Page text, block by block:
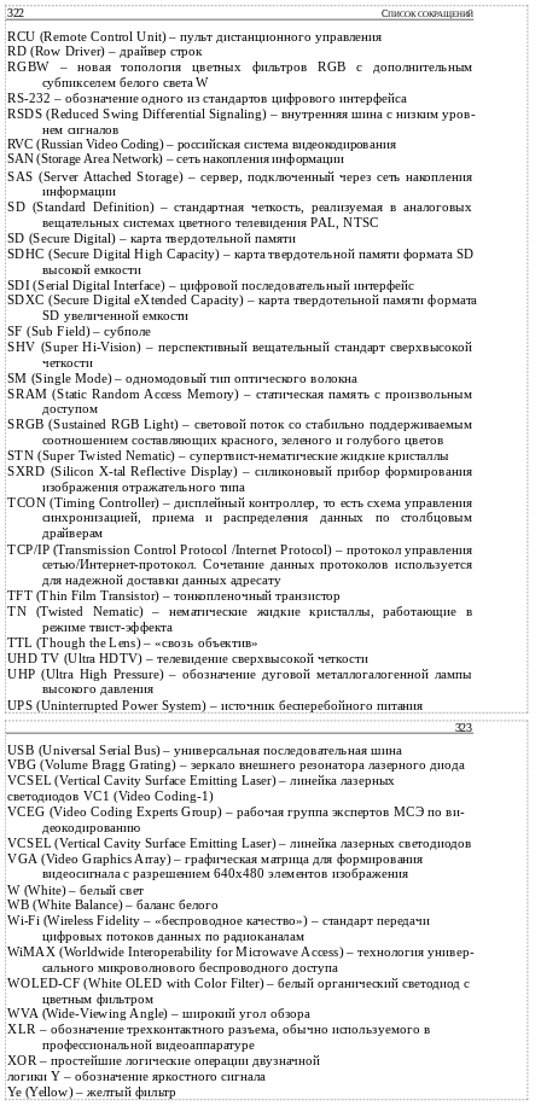
322 СПИСОК СОКРАЩЕНИЙ
RCU (Remote Control Unit) – пульт дистанционного управления
RD (Row Driver) – драйвер строк
RGBW – новая топология цветных фильтров RGB с дополнительным
субпикселем белого света W
RS-232 – обозначение одного из стандартов цифрового интерфейса
RSDS (Reduced Swing Differential Signaling) – внутренняя шина с низким уров-
нем сигналов
RVC (Russian Video Coding) – российская система видеокодирования
SAN (Storage Area Network) – сеть накопления информации
SAS (Server Attached Storage) – сервер, подключенный через сеть накопления
информации
SD (Standard Definition) – стандартная четкость, реализуемая в аналоговых
вещательных системах цветного телевидения PAL, NTSC
SD (Secure Digital) – карта твердотельной памяти
SDHC (Secure Digital High Capacity) – карта твердотельной памяти формата SD
высокой емкости
SDI (Serial Digital Interface) – цифровой последовательный интерфейс
SDXC (Secure Digital eXtended Capacity) – карта твердотельной памяти формата
SD увеличенной емкости
SF (Sub Field) – субполе
SHV (Super Hi-Vision) – перспективный вещательный стандарт сверхвысокой
четкости
SM (Single Mode) – одномодовый тип оптического волокна
SRAM (Static Random Access Memory) – статическая память с произвольным
доступом
SRGB (Sustained RGB Light) – световой поток со стабильно поддерживаемым
соотношением составляющих красного, зеленого и голубого цветов
STN (Super Twisted Nematic) – супертвист-нематические жидкие кристаллы
SXRD (Silicon X-tal Reflective Display) – силиконовый прибор формирования
изображения отражательного типа
TCON (Timing Controller) – дисплейный контроллер, то есть схема управления
синхронизацией, приема и распределения данных по столбцовым
драйверам
TCP/IP (Transmission Control Protocol /Internet Protocol) – протокол управления
сетью/Интернет-протокол. Сочетание данных протоколов используется
для надежной доставки данных адресату
TFT (Thin Film Transistor) – тонкопленочный транзистор
TN (Twisted Nematic) – нематические жидкие кристаллы, работающие в
режиме твист-эффекта
TTL (Though the Lens) – «свозь объектив»
UHD TV (Ultra HDTV) – телевидение сверхвысокой четкости
UHP (Ultra High Pressure) – обозначение дуговой металлогалогенной лампы
высокого давления
UPS (Uninterrupted Power System) – источник бесперебойного питания
323
USB (Universal Serial Bus) – универсальная последовательная шина
VBG (Volume Bragg Grating) – зеркало внешнего резонатора лазерного диода
VCSEL (Vertical Cavity Surface Emitting Laser) – линейка лазерных
светодиодов VC1 (Video Coding-1)
VCEG (Video Coding Experts Group) – рабочая группа экспертов МСЭ по ви-
деокодированию
VCSEL (Vertical Cavity Surface Emitting Laser) – линейка лазерных светодиодов
VGA (Video Graphics Array) – графическая матрица для формирования
видеосигнала с разрешением 640х480 элементов изображения
W (White) – белый свет
WB (White Balance) – баланс белого
Wi-Fi (Wireless Fidelity – «беспроводное качество») – стандарт передачи
цифровых потоков данных по радиоканалам
WiMAX (Worldwide Interoperability for Microwave Access) – технология универ-
сального микроволнового беспроводного доступа
WOLED-CF (White OLED with Color Filter) – белый органический светодиод с
цветным фильтром
WVA (Wide-Viewing Angle) – широкий угол обзора
XLR – обозначение трехконтактного разъема, обычно используемого в
профессиональной видеоаппаратуре
XOR – простейшие логические операции двузначной
логики Y – обозначение яркостного сигнала
Ye (Yellow) – желтый фильтр